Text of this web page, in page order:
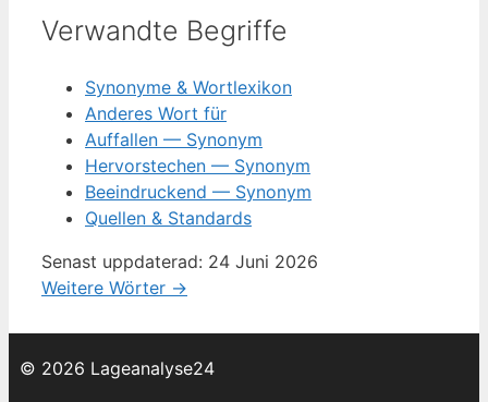
Verwandte Begriffe
Synonyme & Wortlexikon
Anderes Wort für
Auffallen — Synonym
Hervorstechen — Synonym
Beeindruckend — Synonym
Quellen & Standards
Senast uppdaterad: 24 Juni 2026
Weitere Wörter →
© 2026 Lageanalyse24